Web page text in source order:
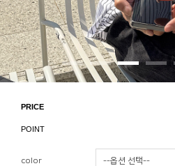
PRICE
POINT
color